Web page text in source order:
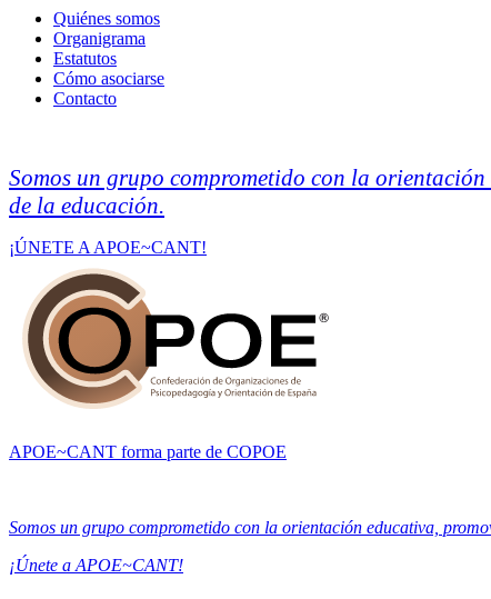
Quiénes somos
Organigrama
Estatutos
Cómo asociarse
Contacto
Somos un grupo comprometido con la
de la educación.
¡ÚNETE A APOE~CANT!
APOE~CANT forma parte de COPOE
Somos un grupo comprometido con la orientación educativa,
¡Únete a APOE~CANT!